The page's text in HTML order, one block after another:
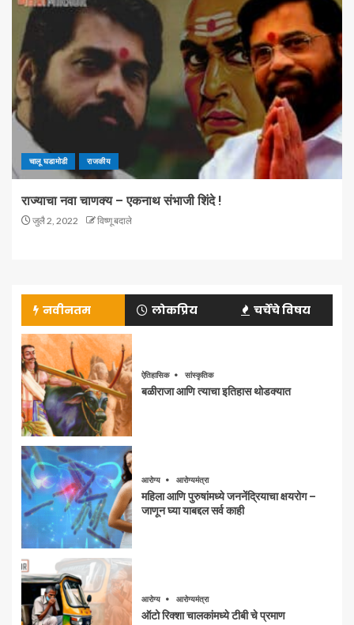
चालू घडामोडी राजकीय
राज्याचा नवा चाणक्य – एकनाथ संभाजी शिंदे !
जुलै 2, 2022 विष्णू बदाले
नवीनतम लोकप्रिय चर्चेचे विषय
ऐतिहासिक सांस्कृतिक
बळीराजा आणि त्याचा इतिहास थोडक्यात
आरोग्य आरोग्यमंत्रा
महिला आणि पुरुषांमध्ये जननेंद्रियाचा क्षयरोग –
जाणून घ्या याबद्दल सर्व काही
आरोग्य आरोग्यमंत्रा
ऑटो रिक्शा चालकांमध्ये टीबी चे प्रमाण